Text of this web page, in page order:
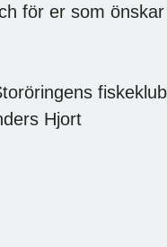
för er som
Hjort